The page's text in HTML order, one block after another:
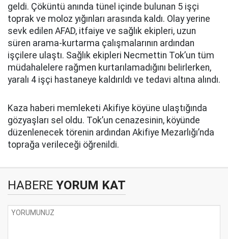
geldi. Çöküntü anında tünel içinde bulunan 5 işçi
toprak ve moloz yığınları arasında kaldı. Olay yerine
sevk edilen AFAD, itfaiye ve sağlık ekipleri, uzun
süren arama-kurtarma çalışmalarının ardından
işçilere ulaştı. Sağlık ekipleri Necmettin Tok’un tüm
müdahalelere rağmen kurtarılamadığını belirlerken,
yaralı 4 işçi hastaneye kaldırıldı ve tedavi altına alındı.
Kaza haberi memleketi Akifiye köyüne ulaştığında
gözyaşları sel oldu. Tok’un cenazesinin, köyünde
düzenlenecek törenin ardından Akifiye Mezarlığı’nda
toprağa verileceği öğrenildi.
HABERE YORUM KAT